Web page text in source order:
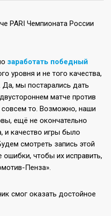
PARI Чемпионата России
заработать победный
уровня и не того качества,
мы постарались дать
матче против
то. Возможно, наши
ещё не окончательно
и качество игры было
смотреть запись этой
ошибки, чтобы их исправить,
Пенза».
смог оказать достойное